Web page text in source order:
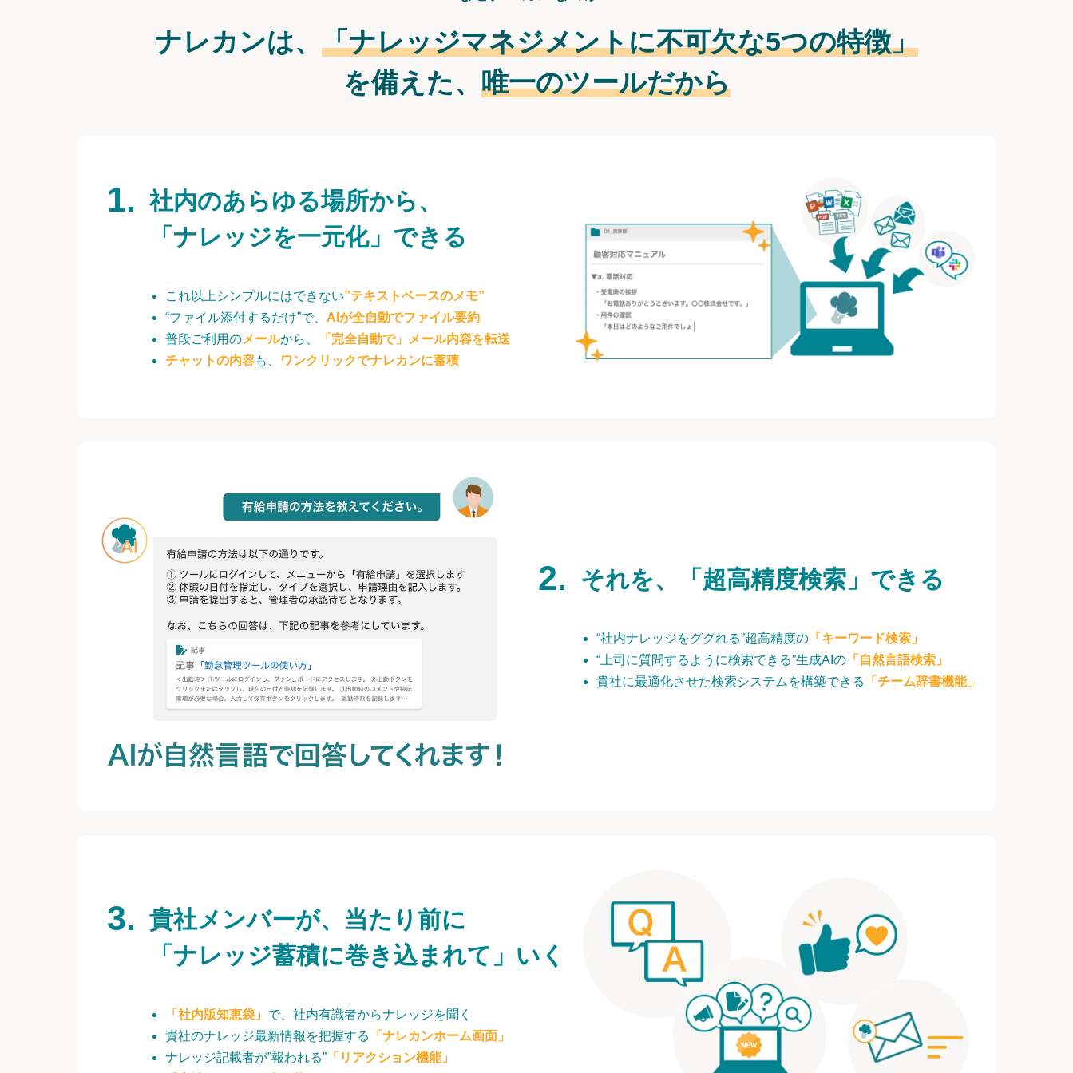
ナレカンは、 「ナレッジマネジメントに不可欠な5つの特徴」
を備えた、 唯一のツールだから
社内のあらゆる場所から、
「ナレッジを一元化」できる
これ以上シンプルにはできない”テキストベースのメモ”
“ファイル添付するだけ”で、 AIが全自動でファイル要約
普段ご利用のメールから、
「完全自動で」メール内容を転送
チャットの内容も、 ワンクリックでナレカンに蓄積
それを、「超高精度検索」できる
“社内ナレッジをググれる”超高精度の 「キーワード検索」
“上司に質問するように検索できる”生成AIの 「自然言語検索」
貴社に最適化させた検索システムを構築できる
「チーム辞書機能」
貴社メンバーが、当たり前に
「ナレッジ蓄積に巻き込まれて」いく
「社内版知恵袋」 で、社内有識者からナレッジを聞く
貴社のナレッジ最新情報を把握する
「ナレカンホーム画面」
ナレッジ記載者が”報われる” 「リアクション機能」